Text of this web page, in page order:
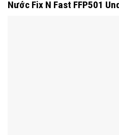
Nước Fix N Fast FFP501